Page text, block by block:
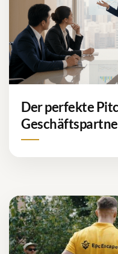
Der perfekte